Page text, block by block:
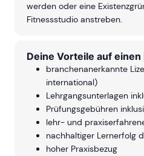
werden oder eine
Fitnessstudio anstreben.
Deine Vorteile auf einen
branchenanerkannte
international)
Lehrgangsunterlagen
Prüfungsgebühren
lehr- und
nachhaltiger Lernerfolg
hoher Praxisbezug